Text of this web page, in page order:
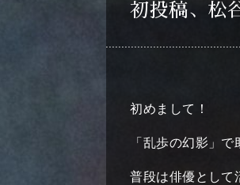
初投稿、松
初めまして！
「乱歩の幻影」
普段は俳優として